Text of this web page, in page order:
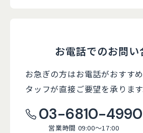
お電話でのお問い
お急ぎの方はお電話がおすすめ
タッフが直接ご要望を承ります
03-6810-4990
営業時間 09:00～17:00